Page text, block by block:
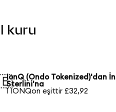
kuru
IonQ (Ondo Tokenized)'dan
Sterlini'na
1 IONQon eşittir £32,92